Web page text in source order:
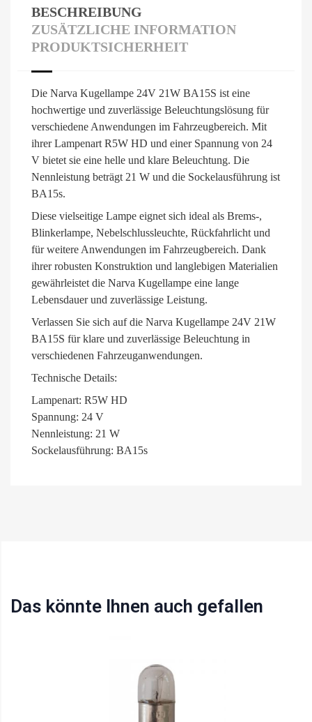
BESCHREIBUNG
ZUSÄTZLICHE INFORMATION
PRODUKTSICHERHEIT
Die Narva Kugellampe 24V 21W BA15S ist eine
hochwertige und zuverlässige Beleuchtungslösung für
verschiedene Anwendungen im Fahrzeugbereich. Mit
ihrer Lampenart R5W HD und einer Spannung von 24
V bietet sie eine helle und klare Beleuchtung. Die
Nennleistung beträgt 21 W und die Sockelausführung ist
BA15s.
Diese vielseitige Lampe eignet sich ideal als Brems-,
Blinkerlampe, Nebelschlussleuchte, Rückfahrlicht und
für weitere Anwendungen im Fahrzeugbereich. Dank
ihrer robusten Konstruktion und langlebigen Materialien
gewährleistet die Narva Kugellampe eine lange
Lebensdauer und zuverlässige Leistung.
Verlassen Sie sich auf die Narva Kugellampe 24V 21W
BA15S für klare und zuverlässige Beleuchtung in
verschiedenen Fahrzeuganwendungen.
Technische Details:
Lampenart: R5W HD
Spannung: 24 V
Nennleistung: 21 W
Sockelausführung: BA15s
Das könnte Ihnen auch gefallen